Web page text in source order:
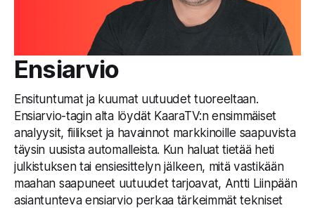
Ensiarvio
Ensituntumat ja kuumat uutuudet tuoreeltaan.
Ensiarvio-tagin alta löydät KaaraTV:n ensimmäiset
analyysit, fiilikset ja havainnot markkinoille saapuvista
täysin uusista automalleista. Kun haluat tietää heti
julkistuksen tai ensiesittelyn jälkeen, mitä vastikään
maahan saapuneet uutuudet tarjoavat, Antti Liinpään
asiantunteva ensiarvio perkaa tärkeimmät tekniset